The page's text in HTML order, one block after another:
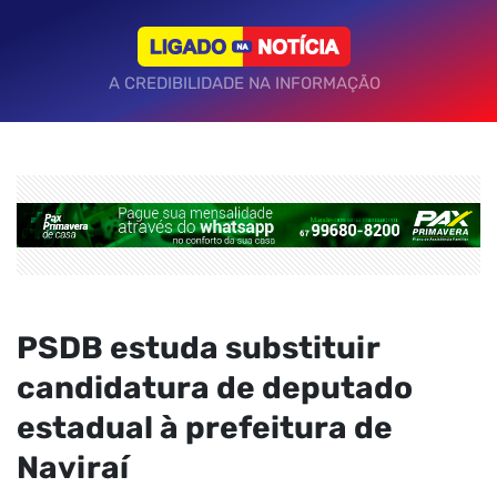
A CREDIBILIDADE NA INFORMAÇÃO
PSDB estuda substituir
candidatura de deputado
estadual à prefeitura de
Naviraí